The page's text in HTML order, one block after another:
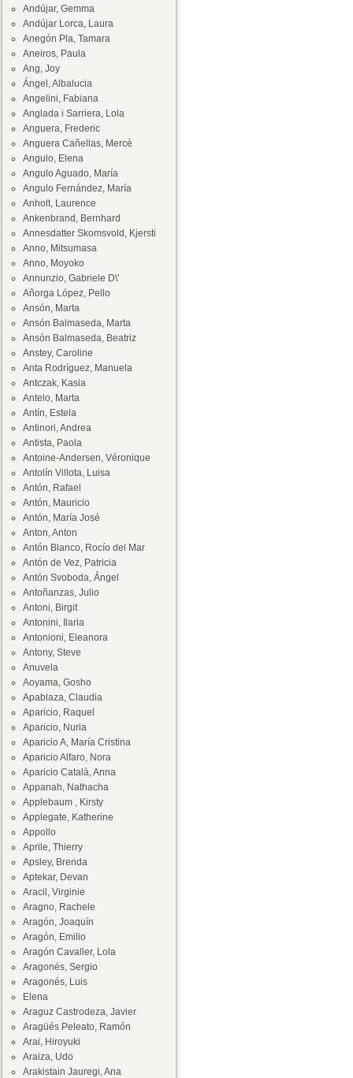
Andújar, Gemma
Andújar Lorca, Laura
Anegón Pla, Tamara
Aneiros, Paula
Ang, Joy
Ángel, Albalucia
Angelini, Fabiana
Anglada i Sarriera, Lola
Anguera, Frederic
Anguera Cañellas, Mercè
Angulo, Elena
Angulo Aguado, María
Angulo Fernández, María
Anholt, Laurence
Ankenbrand, Bernhard
Annesdatter Skomsvold, Kjersti
Anno, Mitsumasa
Anno, Moyoko
Annunzio, Gabriele D\'
Añorga López, Pello
Ansón, Marta
Ansón Balmaseda, Marta
Ansón Balmaseda, Beatriz
Anstey, Caroline
Anta Rodríguez, Manuela
Antczak, Kasia
Antelo, Marta
Antín, Estela
Antinori, Andrea
Antista, Paola
Antoine-Andersen, Véronique
Antolín Villota, Luisa
Antón, Rafael
Antón, Mauricio
Antón, María José
Anton, Anton
Antón Blanco, Rocío del Mar
Antón de Vez, Patricia
Antón Svoboda, Ángel
Antoñanzas, Julio
Antoni, Birgit
Antonini, Ilaria
Antonioni, Eleanora
Antony, Steve
Anuvela
Aoyama, Gosho
Apablaza, Claudia
Aparicio, Raquel
Aparicio, Nuria
Aparicio A, María Cristina
Aparicio Alfaro, Nora
Aparicio Català, Anna
Appanah, Nathacha
Applebaum , Kirsty
Applegate, Katherine
Appollo
Aprile, Thierry
Apsley, Brenda
Aptekar, Devan
Aracil, Virginie
Aragno, Rachele
Aragón, Joaquín
Aragón, Emilio
Aragón Cavaller, Lola
Aragonés, Sergio
Aragonés, Luis
Elena
Araguz Castrodeza, Javier
Aragüés Peleato, Ramón
Arai, Hiroyuki
Araiza, Udo
Arakistain Jauregi, Ana